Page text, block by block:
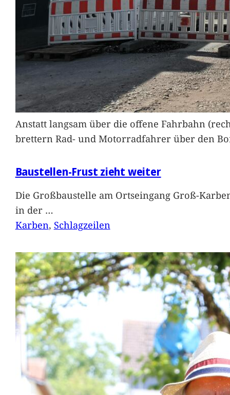
Anstatt langsam über die offene Fahrbahn
brettern Rad- und Motorradfahrer über den
Baustellen-Frust zieht weiter
Die Großbaustelle am Ortseingang Groß-
in der …
Karben, Schlagzeilen